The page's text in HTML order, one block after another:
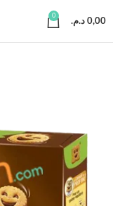
0
0,00 د.م.